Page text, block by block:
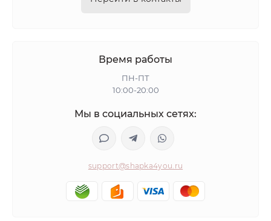
Время работы
ПН-ПТ
10:00-20:00
Мы в социальных сетях:
support@shapka4you.ru